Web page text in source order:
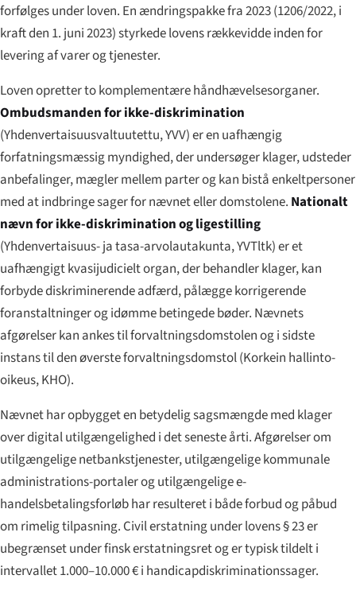
forfølges under loven. En ændringspakke fra 2023 (1206/2022, i
kraft den 1. juni 2023) styrkede lovens rækkevidde inden for
levering af varer og tjenester.
Loven opretter to komplementære håndhævelsesorganer.
Ombudsmanden for ikke-diskrimination
(Yhdenvertaisuusvaltuutettu, YVV) er en uafhængig
forfatningsmæssig myndighed, der undersøger klager, udsteder
anbefalinger, mægler mellem parter og kan bistå enkeltpersoner
med at indbringe sager for nævnet eller domstolene. Nationalt
nævn for ikke-diskrimination og ligestilling
(Yhdenvertaisuus- ja tasa-arvolautakunta, YVTltk) er et
uafhængigt kvasijudicielt organ, der behandler klager, kan
forbyde diskriminerende adfærd, pålægge korrigerende
foranstaltninger og idømme betingede bøder. Nævnets
afgørelser kan ankes til forvaltningsdomstolen og i sidste
instans til den øverste forvaltningsdomstol (Korkein hallinto-
oikeus, KHO).
Nævnet har opbygget en betydelig sagsmængde med klager
over digital utilgængelighed i det seneste årti. Afgørelser om
utilgængelige netbankstjenester, utilgængelige kommunale
administrations-portaler og utilgængelige e-
handelsbetalingsforløb har resulteret i både forbud og påbud
om rimelig tilpasning. Civil erstatning under lovens § 23 er
ubegrænset under finsk erstatningsret og er typisk tildelt i
intervallet 1.000–10.000 € i handicapdiskriminationssager.